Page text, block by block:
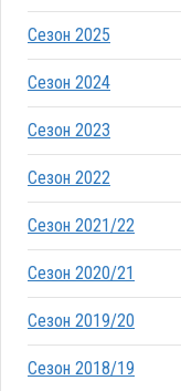
Сезон 2025
Сезон 2024
Сезон 2023
Сезон 2022
Сезон 2021/22
Сезон 2020/21
Сезон 2019/20
Сезон 2018/19